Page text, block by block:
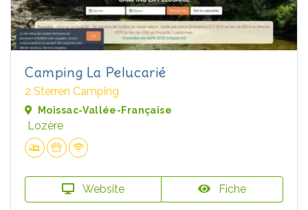
Camping La Pelucarié
2 Sterren Camping
Moissac-Vallée-Française
Lozère
Website Fiche